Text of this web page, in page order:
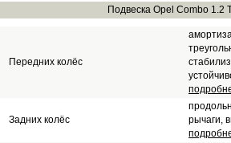
Подвеска Opel Combo 1.2
Передних колёс
Задних колёс
рычаги,